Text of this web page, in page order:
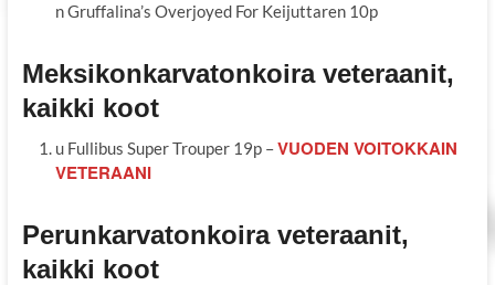
n Gruffalina’s Overjoyed For Keijuttaren 10p
Meksikonkarvatonkoira veteraanit,
kaikki koot
u Fullibus Super Trouper 19p –VUODEN VOITOKKAIN
VETERAANI
Perunkarvatonkoira veteraanit,
kaikki koot